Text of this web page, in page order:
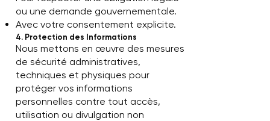
ou une demande gouvernementale.
Avec votre consentement explicite.
4. Protection des Informations
Nous mettons en œuvre des mesures
de sécurité administratives,
techniques et physiques pour
protéger vos informations
personnelles contre tout accès,
utilisation ou divulgation non